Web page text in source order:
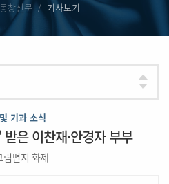
창신문 기사보기
기과 소식
은 이찬재·안경자 부부
편지 화제